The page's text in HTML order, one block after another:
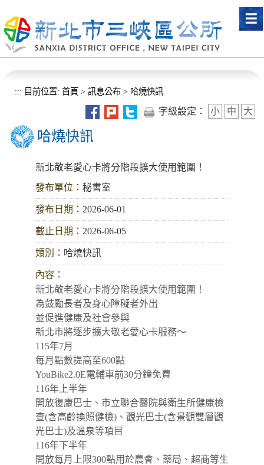
::: 目前位置: 首頁 > 訊息公布 > 哈燒快訊
字級設定： 小 中 大
哈燒快訊
新北敬老愛心卡將分階段擴大使用範圍！
發布單位： 秘書室
發布日期： 2026-06-01
截止日期： 2026-06-05
類別： 哈燒快訊
內容：
新北敬老愛心卡將分階段擴大使用範圍！
為鼓勵長者及身心障礙者外出
並促進健康及社會參與
新北市將逐步擴大敬老愛心卡服務～
115年7月
每月點數提高至600點
YouBike2.0E電輔車前30分鐘免費
116年上半年
開放復康巴士、市立聯合醫院與衛生所健康檢
查(含高齡換照健檢)、觀光巴士(含景觀雙層觀
光巴士)及溫泉等項目
116年下半年
開放每月上限300點用於農會、藥局、超商等生